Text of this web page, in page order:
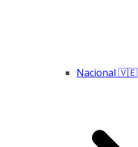
Nacional 🇻🇪